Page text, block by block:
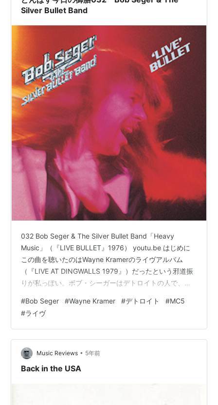
Silver Bullet Band
032 Bob Seger & The Silver Bullet Band「Heavy
Music」（『LIVE BULLET』1976） youtu.be はじめに
この曲を聴いたのはWayne Kramerのライヴアルバム
（『LIVE AT DINGWALLS 1979』）だったという邪道振
りが私っぽい。ボブ・シーガーはデトロイトの人で、ウ
イトはロックシティなんだねえ。 性急なウェイン版に比
べると本家はグッと腰が据わってて“ヘヴィ”。ボブさんの
哀愁タフヴォイスも味わい深い。地元デトロイトの聴衆
も大盛り上がり、コール&レスポンス込みで8分以…
#Bob Seger #Wayne Kramer #デトロイト #MC5
#ライヴ
Music Reviews • 5年前
Back in the USA